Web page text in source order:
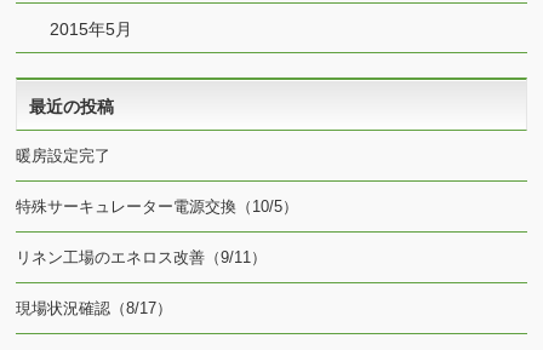
2015年5月
最近の投稿
暖房設定完了
特殊サーキュレーター電源交換（10/5）
リネン工場のエネロス改善（9/11）
現場状況確認（8/17）